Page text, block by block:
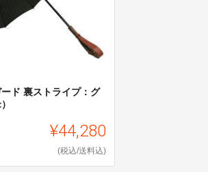
ド 裏ストライプ：グ
¥44,280
(税込/送料込)